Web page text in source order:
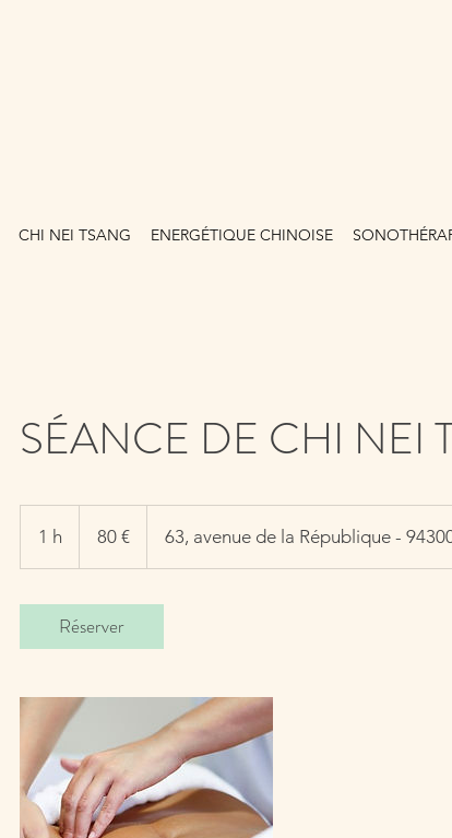
CHI NEI TSANG ENERGÉTIQUE CHINOISE
SÉANCE DE CHI NEI
1 h 80 € 63, avenue de la République -
Réserver